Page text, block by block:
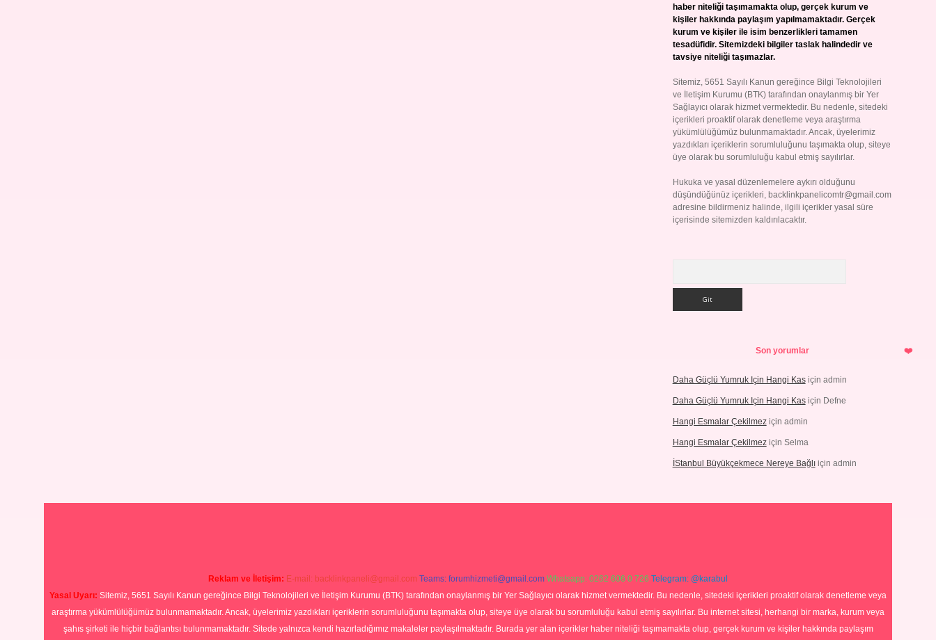
haber niteliği taşımamakta olup, gerçek kurum ve
kişiler hakkında paylaşım yapılmamaktadır. Gerçek
kurum ve kişiler ile isim benzerlikleri tamamen
tesadüfidir. Sitemizdeki bilgiler taslak halindedir ve
tavsiye niteliği taşımazlar.
Sitemiz, 5651 Sayılı Kanun gereğince Bilgi Teknolojileri
ve İletişim Kurumu (BTK) tarafından onaylanmış bir Yer
Sağlayıcı olarak hizmet vermektedir. Bu nedenle, sitedeki
içerikleri proaktif olarak denetleme veya araştırma
yükümlülüğümüz bulunmamaktadır. Ancak, üyelerimiz
yazdıkları içeriklerin sorumluluğunu taşımakta olup, siteye
üye olarak bu sorumluluğu kabul etmiş sayılırlar.
Hukuka ve yasal düzenlemelere aykırı olduğunu
düşündüğünüz içerikleri, backlinkpanelicomtr@gmail.com
adresine bildirmeniz halinde, ilgili içerikler yasal süre
içerisinde sitemizden kaldırılacaktır.
Son yorumlar
Daha Güçlü Yumruk Için Hangi Kasiçin admin
Daha Güçlü Yumruk Için Hangi Kasiçin Defne
Hangi Esmalar Çekilmeziçin admin
Hangi Esmalar Çekilmeziçin Selma
İStanbul Büyükçekmece Nereye Bağlıiçin admin
Reklam ve İletişim: E-mail: backlinkpaneli@gmail.com Teams: forumhizmeti@gmail.com Whatsapp: 0262 606 0 726 Telegram: @karabul
Yasal Uyarı: Sitemiz, 5651 Sayılı Kanun gereğince Bilgi Teknolojileri ve İletişim Kurumu (BTK) tarafından onaylanmış bir Yer Sağlayıcı olarak hizmet vermektedir. Bu nedenle, sitedeki içerikleri proaktif olarak denetleme veya
araştırma yükümlülüğümüz bulunmamaktadır. Ancak, üyelerimiz yazdıkları içeriklerin sorumluluğunu taşımakta olup, siteye üye olarak bu sorumluluğu kabul etmiş sayılırlar. Bu internet sitesi, herhangi bir marka, kurum veya
şahıs şirketi ile hiçbir bağlantısı bulunmamaktadır. Sitede yalnızca kendi hazırladığımız makaleler paylaşılmaktadır. Burada yer alan içerikler haber niteliği taşımamakta olup, gerçek kurum ve kişiler hakkında paylaşım